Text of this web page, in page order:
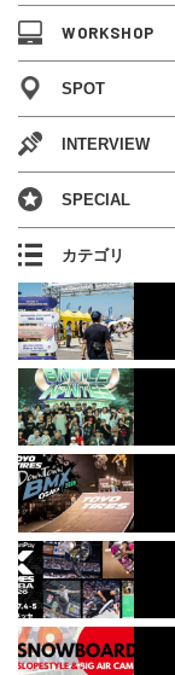
WORKSHOP
SPOT
INTERVIEW
SPECIAL
カテゴリ